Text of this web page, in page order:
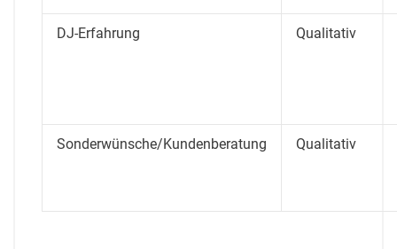
DJ-Erfahrung Qualitativ
Sonderwünsche/Kundenberatung Qualitativ